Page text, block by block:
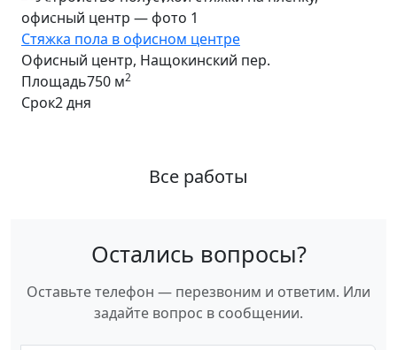
Предыдущее фото
Стяжка пола в офисном центре
Офисный центр, Нащокинский пер.
Площадь750 м2
Срок2 дня
Все работы
Остались вопросы?
Оставьте телефон — перезвоним и ответим. Или
задайте вопрос в сообщении.